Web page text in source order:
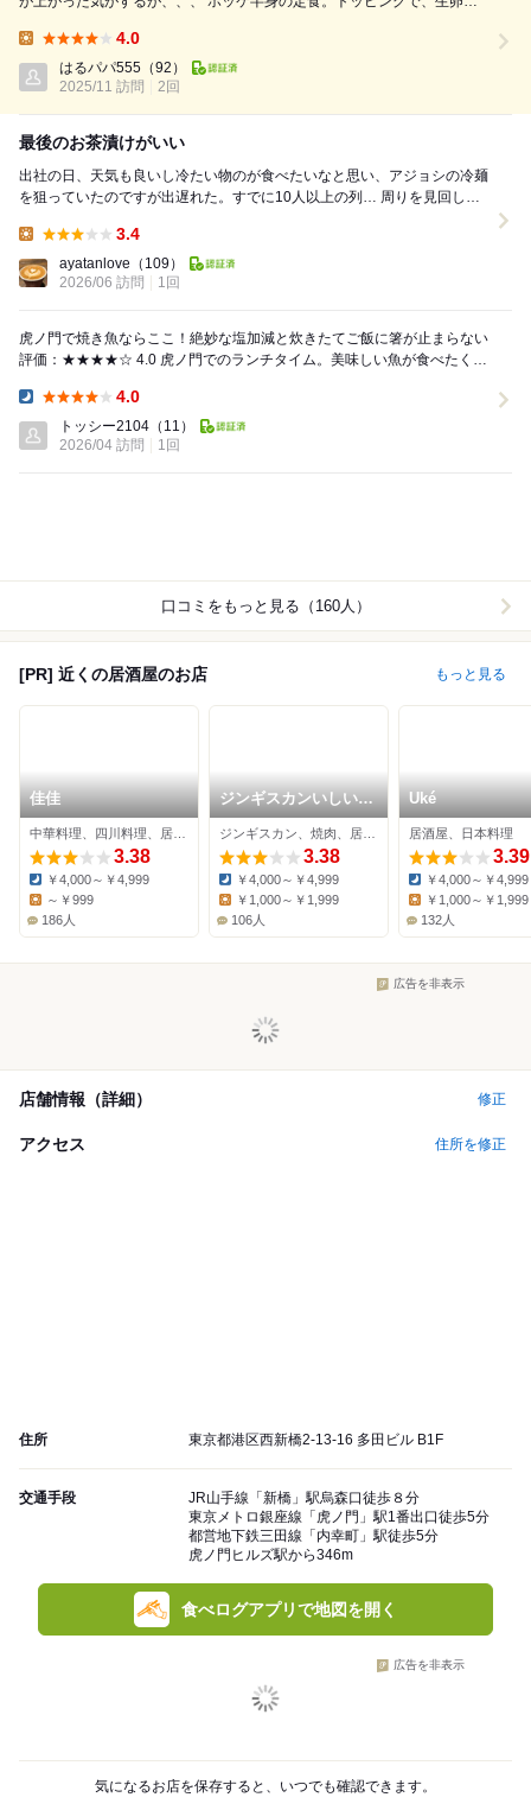
まらなく美味しい！焼き加減もお魚の身の付き方もめっちゃいいです！
魚をある程度食べ進...
4.0
はるパパ555 （92）
2025/11 訪問
2回
最後のお茶漬けがいい
出社の日、天気も良いし冷たい物のが食べたいなと思い、アジョシの冷麺
を狙っていたのですが出遅れた。すでに10人以上の列… 周りを見回した
3.4
ayatanlove （109）
2026/06 訪問
1回
虎ノ門で焼き魚ならここ！絶妙な塩加減と炊きたてご飯に箸が止まらない
評価：★★★★☆ 4.0 虎ノ門でのランチタイム。美味しい魚が食べたくな
4.0
トッシー2104 （11）
2026/04 訪問
1回
口コミをもっと見る（160人）
[PR] 近くの居酒屋のお店 もっと見る
佳佳
3.38
Dinner:
￥4,000～￥4,999
～￥999
186人
ジンギスカンいしい
小虎小路店
3.38
Dinner:
￥4,000～￥4,999
￥1,000～￥1,999
106人
Uké
居酒屋、日本料理
3.39
Dinner:
￥4,000～￥4,999
￥1,000～￥1,999
132人
広告を非表示
店舗情報（詳細） 修正
アクセス 住所を修正
住所 東京都港区西新橋2-13-16 多田ビル B1F
交通手段
JR山手線「新橋」駅烏森口徒歩８分
東京メトロ銀座線「虎ノ門」駅1番出口徒歩5分
都営地下鉄三田線「内幸町」駅徒歩5分
虎ノ門ヒルズ駅から346m
食べログアプリで地図を開く
広告を非表示
気になるお店を保存すると、いつでも確認できます。